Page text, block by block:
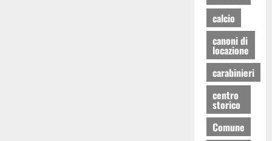
calcio
canoni di
locazione
carabinieri
centro
storico
Comune